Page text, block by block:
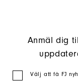
Anmäl dig
Välj att få FJ